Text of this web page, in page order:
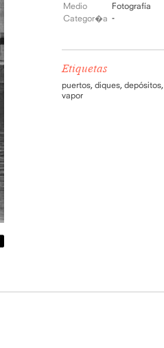
Medio
Fotografía
Categor�a -
Etiquetas
puertos, diques, depósitos,
vapor